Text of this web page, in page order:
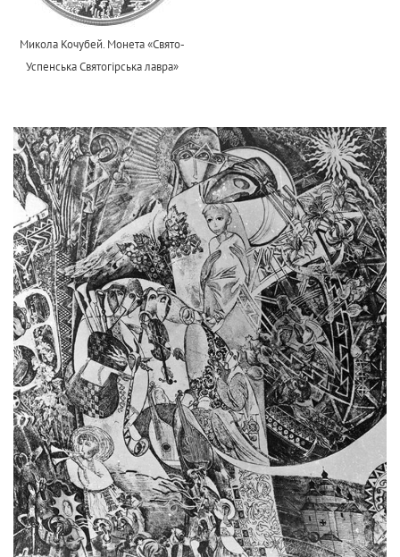
Микола Кочубей. Монета «Свято-
Успенська Святогірська лавра»